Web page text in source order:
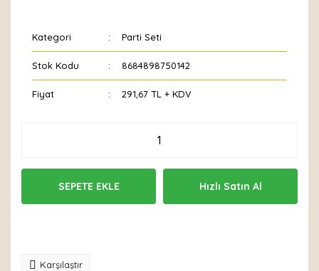
Kategori Parti Seti
Stok Kodu 8684898750142
Fiyat 291,67 TL + KDV
SEPETE EKLE Hızlı Satın Al
Karşılaştır